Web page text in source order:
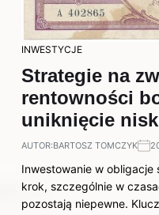
INWESTYCJE
Strategie na
rentowności
uniknięcie
AUTOR:BARTOSZ TOMCZYK
Inwestowanie w obligacje
krok, szczególnie w
pozostają niepewne.